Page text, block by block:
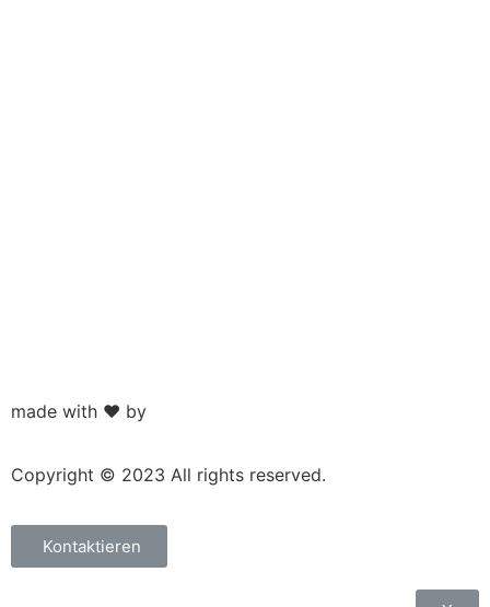
made with ❤️ by
Copyright © 2023 All rights reserved.
Kontaktieren